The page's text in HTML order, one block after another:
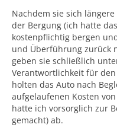
Nachdem sie sich
der Bergung (ich hatte
kostenpflichtig bergen
und Überführung zurück
geben sie schließlich
Verantwortlichkeit für
holten das Auto nach
aufgelaufenen Kosten
hatte ich vorsorglich zur
gemacht) ab.